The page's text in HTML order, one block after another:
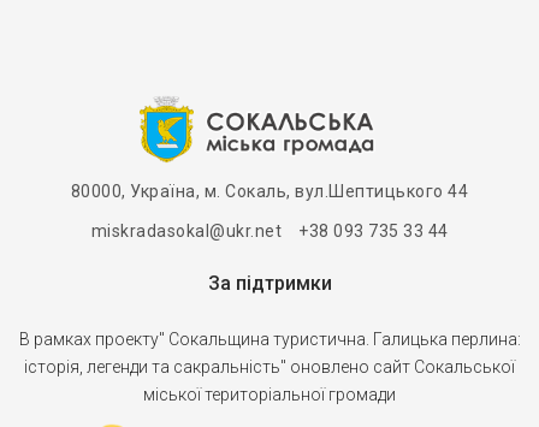
80000, Україна, м. Сокаль, вул.Шептицького 44
miskradasokal@ukr.net +38 093 735 33 44
За підтримки
В рамках проекту" Сокальщина туристична. Галицька перлина:
історія, легенди та сакральність" оновлено сайт Сокальської
міської територіальної громади